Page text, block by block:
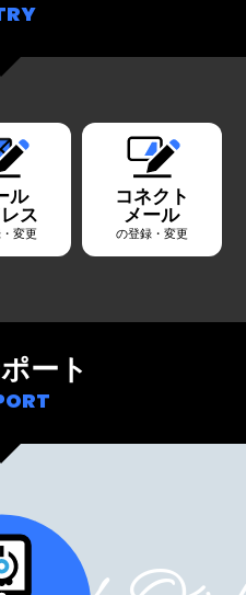
ル
ス
変更
コネクト
メール
の登録・変更
ート